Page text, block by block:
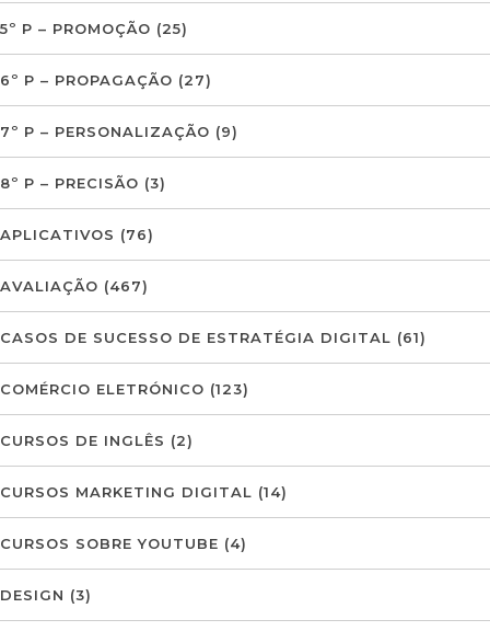
5º P – PROMOÇÃO (25)
6º P – PROPAGAÇÃO (27)
7º P – PERSONALIZAÇÃO (9)
8º P – PRECISÃO (3)
APLICATIVOS (76)
AVALIAÇÃO (467)
CASOS DE SUCESSO DE ESTRATÉGIA DIGITAL (61)
COMÉRCIO ELETRÓNICO (123)
CURSOS DE INGLÊS (2)
CURSOS MARKETING DIGITAL (14)
CURSOS SOBRE YOUTUBE (4)
DESIGN (3)